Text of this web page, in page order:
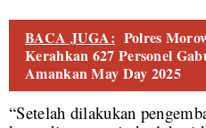
BACA JUGA: Polres
Kerahkan 627 Personel
Amankan May Day 2025
“Setelah dilakukan